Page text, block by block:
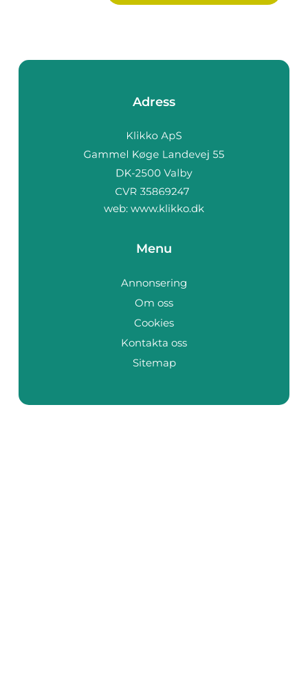
Adress
web: www.klikko.dk
Menu
Annonsering
Om oss
Cookies
Kontakta oss
Sitemap